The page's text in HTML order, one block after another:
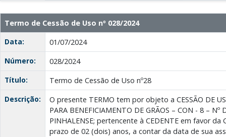
Termo de Cessão de Uso nº 028/2024
Data:
01/07/2024
Número:
028/2024
Título:
Termo de Cessão de Uso nº28
Descrição:
O presente TERMO tem por objeto a CESSÃO DE
PARA BENEFICIAMENTO DE GRÃOS – CON - 8 – Nº
PINHALENSE; pertencente à CEDENTE em favor da
prazo de 02 (dois) anos, a contar da data de sua